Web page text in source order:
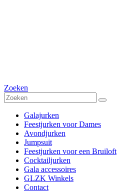
Zoeken
Galajurken
Feestjurken voor Dames
Avondjurken
Jumpsuit
Feestjurken voor een Bruiloft
Cocktailjurken
Gala accessoires
GLZK Winkels
Contact